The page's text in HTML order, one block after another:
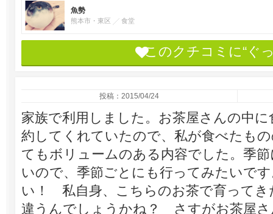
魚勢
熊本市・東区 食堂
このクチコミに“ぐ
投稿：2015/04/24
家族で利用しました。お茶屋さんの中
約してくれていたので、私が食べたも
てもボリュームのある内容でした。季
いので、季節ごとにも行ってみたいで
い！ 私自身、こちらのお茶で育ってき
違うんでしょうかね？ さすがお茶屋